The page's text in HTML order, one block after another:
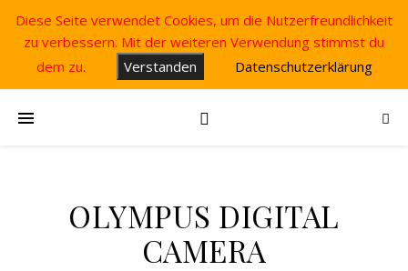
OLYMPUS DIGITAL
CAMERA
Diese Seite verwendet Cookies, um die Nutzerfreundlichkeit
zu verbessern. Mit der weiteren Verwendung stimmst du
dem zu.
Verstanden Datenschutzerklärung